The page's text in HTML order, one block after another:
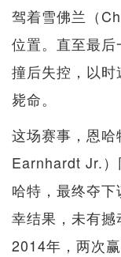
驾着雪佛兰（
位置。直至最
撞后失控，以
毙命。
这场赛事，恩
Earnhardt Jr.）
哈特，最终夺
幸结果，未有
2014年，两次